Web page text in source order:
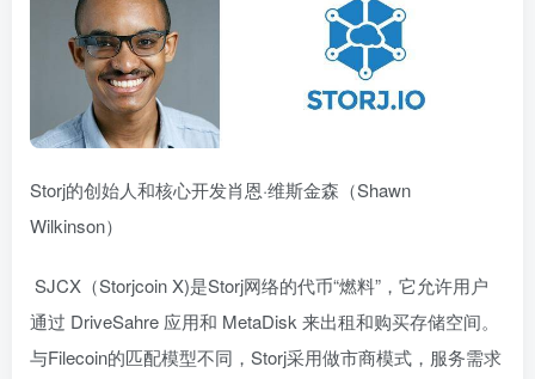
Storj的创始人和核心开发肖恩·维斯金森（Shawn
Wilkinson）
SJCX（Storjcoin X)是Storj网络的代币“燃料”，它允许用户
通过 DriveSahre 应用和 MetaDisk 来出租和购买存储空间。
与Filecoin的匹配模型不同，Storj采用做市商模式，服务需求